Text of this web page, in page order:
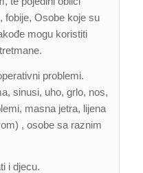
fobije, Osobe koje su
mogu koristiti
problemi.
sinusi, uho, grlo, nos,
masna jetra, lijena
, osobe sa raznim
i djecu.